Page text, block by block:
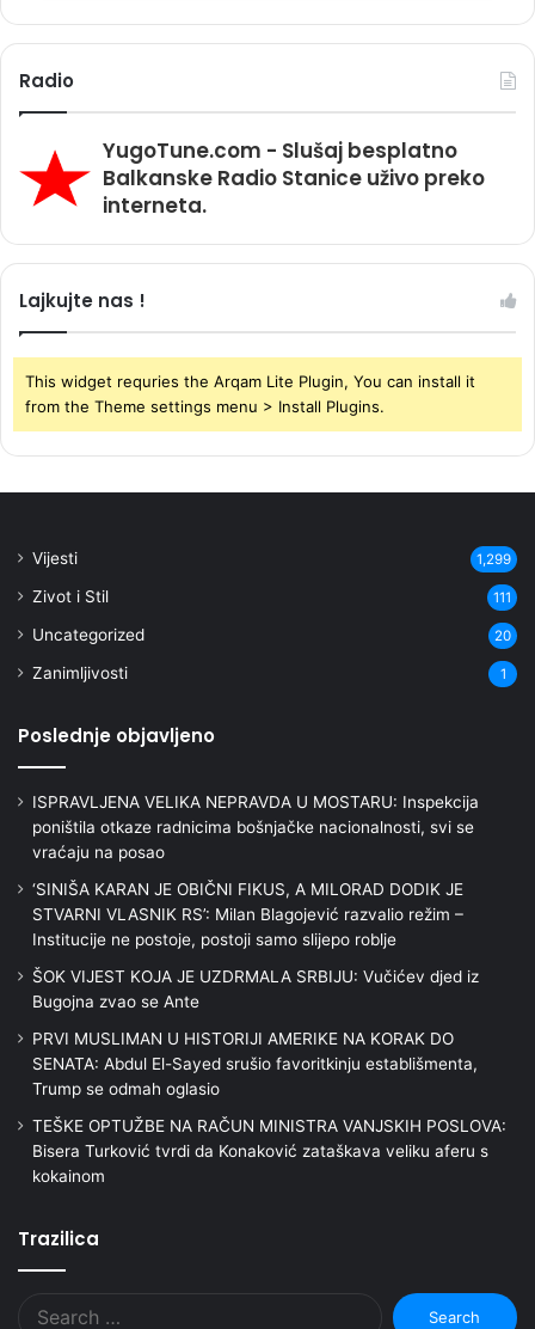
Radio
YugoTune.com - Slušaj besplatno
Balkanske Radio Stanice uživo preko
interneta.
Lajkujte nas !
This widget requries the Arqam Lite Plugin, You can install it
from the Theme settings menu > Install Plugins.
Vijesti 1,299
Zivot i Stil 111
Uncategorized 20
Zanimljivosti 1
Poslednje objavljeno
ISPRAVLJENA VELIKA NEPRAVDA U MOSTARU: Inspekcija
poništila otkaze radnicima bošnjačke nacionalnosti, svi se
vraćaju na posao
‘SINIŠA KARAN JE OBIČNI FIKUS, A MILORAD DODIK JE
STVARNI VLASNIK RS’: Milan Blagojević razvalio režim –
Institucije ne postoje, postoji samo slijepo roblje
ŠOK VIJEST KOJA JE UZDRMALA SRBIJU: Vučićev djed iz
Bugojna zvao se Ante
PRVI MUSLIMAN U HISTORIJI AMERIKE NA KORAK DO
SENATA: Abdul El-Sayed srušio favoritkinju establišmenta,
Trump se odmah oglasio
TEŠKE OPTUŽBE NA RAČUN MINISTRA VANJSKIH POSLOVA:
Bisera Turković tvrdi da Konaković zataškava veliku aferu s
kokainom
Trazilica
Search